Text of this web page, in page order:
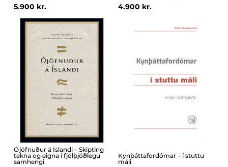
5.900 kr. 4.900 kr.
Ójöfnuður á Íslandi – Skipting
tekna og eigna í fjölþjóðlegu
samhengi
Kynþáttafordómar – í stuttu
máli